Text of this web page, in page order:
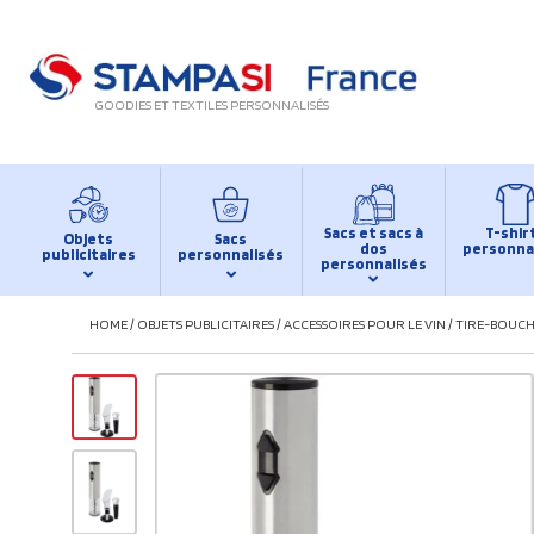
GOODIES ET TEXTILES PERSONNALISÉS
Objets
publicitaires
Sacs
personnalisés
Sacs et sacs à
dos
personnalisés
T-
HOME/ OBJETS PUBLICITAIRES/ACCESSOIRES POUR LE VIN /TIRE-